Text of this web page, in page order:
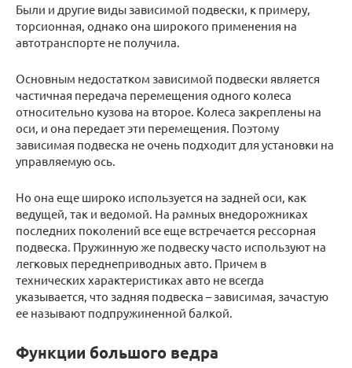
Были и другие виды зависимой подвески, к примеру,
торсионная, однако она широкого применения на
автотранспорте не получила.
Основным недостатком зависимой подвески является
частичная передача перемещения одного колеса
относительно кузова на второе. Колеса закреплены на
оси, и она передает эти перемещения. Поэтому
зависимая подвеска не очень подходит для установки на
управляемую ось.
Но она еще широко используется на задней оси, как
ведущей, так и ведомой. На рамных внедорожниках
последних поколений все еще встречается рессорная
подвеска. Пружинную же подвеску часто используют на
легковых переднеприводных авто. Причем в
технических характеристиках авто не всегда
указывается, что задняя подвеска – зависимая, зачастую
ее называют подпружиненной балкой.
Функции большого ведра